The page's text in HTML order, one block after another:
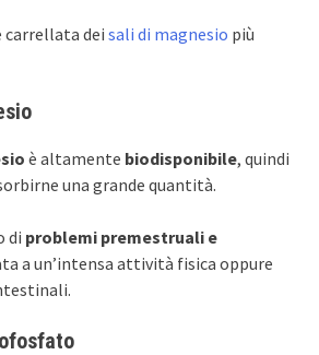
carrellata dei sali di magnesio più
è altamente biodisponibile, quindi
una grande quantità.
di problemi premestruali e
a un’intensa attività fisica oppure